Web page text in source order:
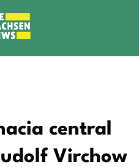
central
Virchow